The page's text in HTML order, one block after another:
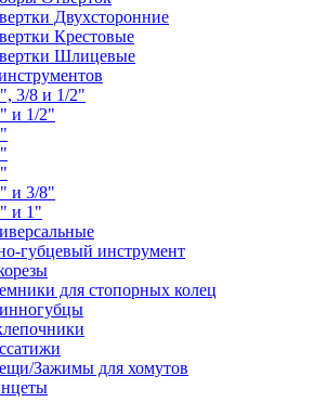
Двухсторонние
Крестовые
Шлицевые
3/8 и 1/2"
и 1/2"
и 3/8"
и 1"
губцевый инструмент
для стопорных колец
Зажимы для хомутов